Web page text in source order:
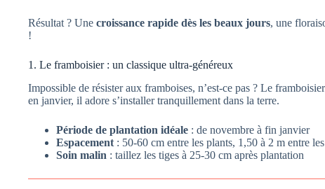
Résultat ? Une croissance rapide dès les beaux jours, une
!
1. Le framboisier : un classique ultra-généreux
Impossible de résister aux framboises, n’est-ce pas ? Le
en janvier, il adore s’installer tranquillement dans la terre.
Période de plantation idéale : de novembre à fin janvier
Espacement : 50-60 cm entre les plants, 1,50 à 2 m entre
Soin malin : taillez les tiges à 25-30 cm après plantation